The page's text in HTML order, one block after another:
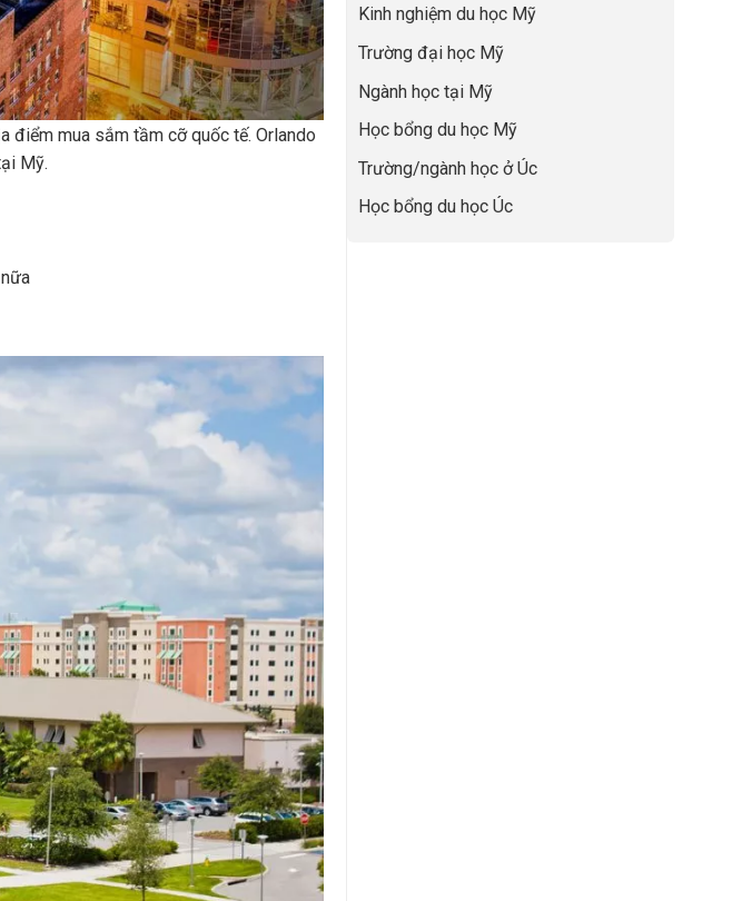
điểm mua sắm tầm cỡ quốc tế. Orlando
Mỹ.
50%
Global
Leaders
Anh
Quốc:
Chiến
Lược
Nâng
Tầm
Kinh nghiệm du học Mỹ
Trường đại học Mỹ
Ngành học tại Mỹ
Học bổng du học Mỹ
Trường/ngành học ở Úc
Học bổng du học Úc